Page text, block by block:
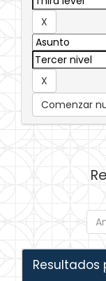
Comenzar
Resultados